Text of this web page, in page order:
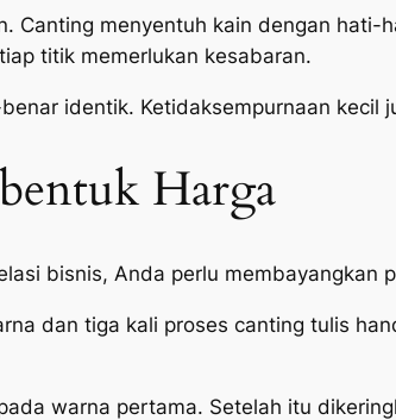
Canting menyentuh kain dengan hati-
titik memerlukan kesabaran.
identik. Ketidaksempurnaan kecil
Harga
bisnis, Anda perlu membayangkan
dan tiga kali proses canting tulis
warna pertama. Setelah itu